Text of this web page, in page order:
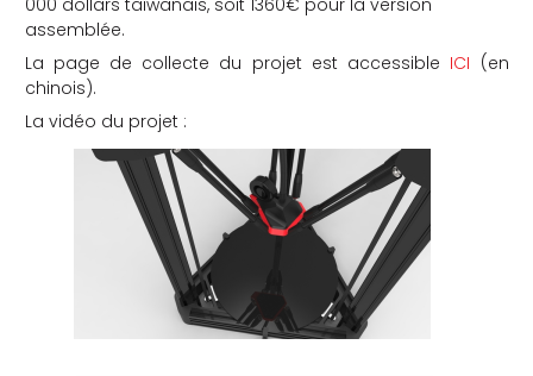
000 dollars taïwanais, soit 1360€ pour la version
assemblée.
La page de collecte du projet est accessible ICI (en
chinois).
La vidéo du projet :